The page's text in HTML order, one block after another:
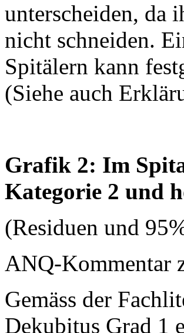
unterscheiden,
nicht schneiden.
Spitälern kann
(Siehe auch
Grafik 2: Im
Kategorie 2 und
(Residuen und
ANQ-Kommentar
Gemäss der
Dekubitus Grad 1